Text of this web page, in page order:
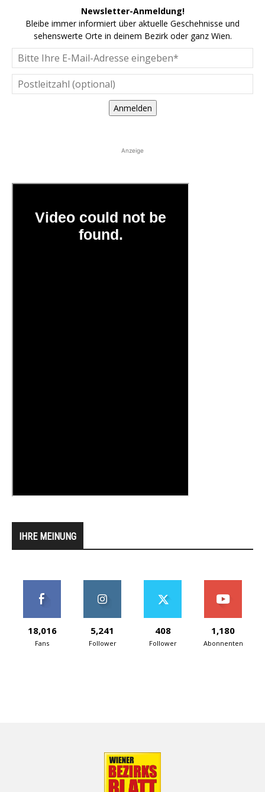
Newsletter-Anmeldung!
Bleibe immer informiert über aktuelle Geschehnisse und
sehenswerte Orte in deinem Bezirk oder ganz Wien.
Anmelden
Anzeige
IHRE MEINUNG
18,016
Fans
5,241
Follower
408
Follower
1,180
Abonnenten